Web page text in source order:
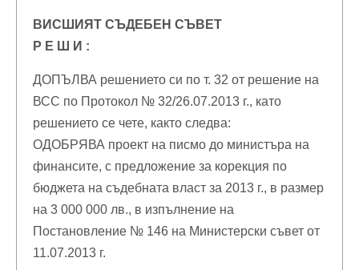
ВИСШИЯТ СЪДЕБЕН СЪВЕТ
Р Е Ш И :
ДОПЪЛВА решението си по т. 32 от решение на
ВСС по Протокол № 32/26.07.2013 г., като
решението се чете, както следва:
ОДОБРЯВА проект на писмо до министъра на
финансите, с предложение за корекция по
бюджета на съдебната власт за 2013 г., в размер
на 3 000 000 лв., в изпълнение на
Постановление № 146 на Министерски съвет от
11.07.2013 г.